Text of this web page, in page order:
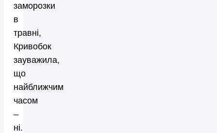
заморозки
в
травні,
Кривобок
зауважила,
що
найближчим
часом
–
ні.